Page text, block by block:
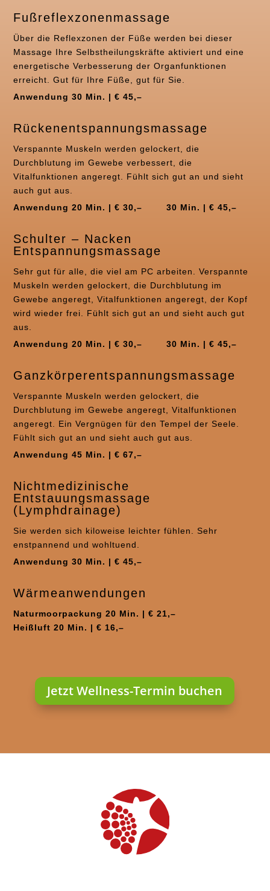
Fußreflexzonenmassage
Über die Reflexzonen der Füße werden bei dieser
Massage Ihre Selbstheilungskräfte aktiviert und eine
energetische Verbesserung der Organfunktionen
erreicht. Gut für Ihre Füße, gut für Sie.
Anwendung 30 Min. | € 45,–
Rückenentspannungsmassage
Verspannte Muskeln werden gelockert, die
Durchblutung im Gewebe verbessert, die
Vitalfunktionen angeregt. Fühlt sich gut an und sieht
auch gut aus.
Anwendung 20 Min. | € 30,–
30 Min. | € 45,–
Schulter – Nacken
Entspannungsmassage
Sehr gut für alle, die viel am PC arbeiten. Verspannte
Muskeln werden gelockert, die Durchblutung im
Gewebe angeregt, Vitalfunktionen angeregt, der Kopf
wird wieder frei. Fühlt sich gut an und sieht auch gut
aus.
Anwendung 20 Min. | € 30,–
30 Min. | € 45,–
Ganzkörperentspannungsmassage
Verspannte Muskeln werden gelockert, die
Durchblutung im Gewebe angeregt, Vitalfunktionen
angeregt. Ein Vergnügen für den Tempel der Seele.
Fühlt sich gut an und sieht auch gut aus.
Anwendung 45 Min. | € 67,–
Nichtmedizinische
Entstauungsmassage
(Lymphdrainage)
Sie werden sich kiloweise leichter fühlen. Sehr
enstpannend und wohltuend.
Anwendung 30 Min. | € 45,–
Wärmeanwendungen
Naturmoorpackung 20 Min. | € 21,–
Heißluft 20 Min. | € 16,–
Jetzt Wellness-Termin buchen